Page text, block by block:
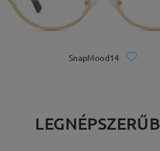
SnapMood14